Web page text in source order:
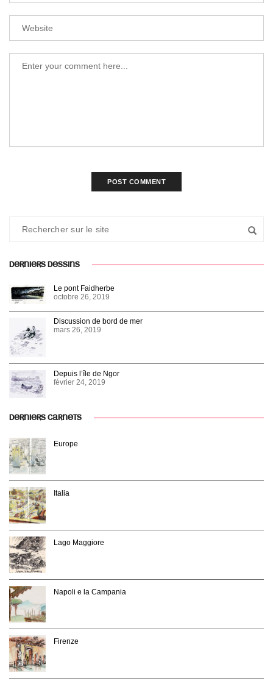
DERNIERS DESSINS
Le pont Faidherbe
octobre 26, 2019
Discussion de bord de mer
mars 26, 2019
Depuis l’île de Ngor
février 24, 2019
DERNIERS CARNETS
Europe
Italia
Lago Maggiore
Napoli e la Campania
Firenze